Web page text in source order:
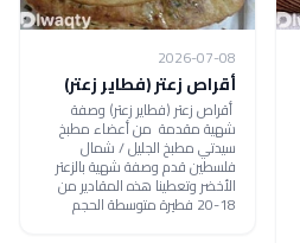
2026-07-08
أقراص زعتر (فطاير زعتر)
أقراص زعتر (فطاير زعتر) وصفة
شهية مقدمة من أعضاء مطبخ
سيدتي مطبخ الجليل / شمال
فلسطين قدم وصفة شهية بالزعتر
الأخضر وتعطينا هذه المقادير من
18-20 فطيرة متوسطة الحجم